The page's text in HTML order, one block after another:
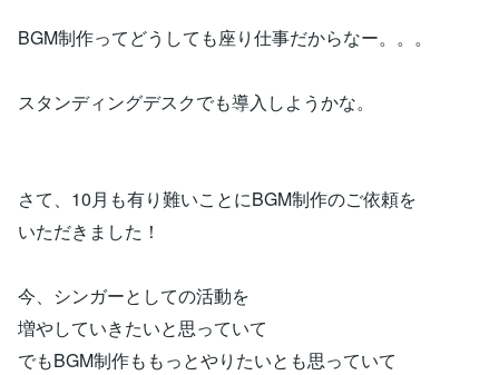
BGM制作ってどうしても座り仕事だからなー。。。
スタンディングデスクでも導入しようかな。
さて、10月も有り難いことにBGM制作のご依頼を
いただきました！
今、シンガーとしての活動を
増やしていきたいと思っていて
でもBGM制作ももっとやりたいとも思っていて